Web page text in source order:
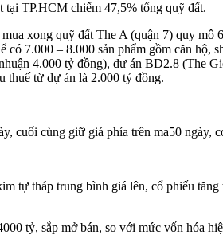
TP.HCM chiếm 47,5% tổng quỹ đất.
xong quỹ đất The A (quận 7) quy mô
7.000 – 8.000 sản phẩm gồm căn hộ,
4.000 tỷ đồng), dư án BD2.8 (The
thuế từ dự án là 2.000 tỷ đồng.
cùng giữ giá phía trên ma50 ngày,
tự tháp trung bình giá lên, cổ phiếu
tỷ, sắp mở bán, so với mức vốn hóa